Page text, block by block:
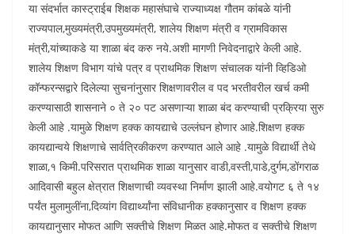
या संदर्भात कास्ट्राईब शिक्षक महासंघाचे राज्याध्यक्ष गौतम कांबळे यांनी
राज्यपाल,मुख्यमंत्री,उपमुख्यमंत्री, शालेय शिक्षण मंत्री व ग्रामविकास
मंत्री,यांच्याकडे या शाळा बंद करु नये.अशी मागणी निवेदनाद्वारे केली आहे.
शालेय शिक्षण विभाग यांचे पत्र व प्राथमिक शिक्षण संचालक यांनी व्हिडिओ
कॉन्फरन्सद्वारे दिलेल्या सुचनांनुसार शिक्षणावरील व पद भरतीवरील खर्च कमी
करण्यासाठी शासनाने ० ते २० पट असणाऱ्या शाळा बंद करण्याची प्रक्रिया सुरु
केली आहे .यामुळे शिक्षण हक्क कायद्याचे उल्लंघन होणार आहे.शिक्षण हक्क
कायद्यान्वये शिक्षणाचे सार्वत्रिकीकरण करण्यात आले आहे .यामुळे विद्यार्थी तेथे
शाळा,१ कि‌मी.परिसरात प्राथमिक शाळा यानुसार वाडी,वस्ती,पाडे,दुर्गम,डोंगराळ
आदिवासी बहुल क्षेत्रात शिक्षणाची व्यवस्था निर्माण झाली आहे.वयोगट ६ ते १४
पर्यंत मुलामुलींना,दिव्यांग विद्यार्थ्यांना संविधानीक हक्कानुसार व शिक्षण हक्क
कायद्यानुसार मोफत आणि सक्तीचे शिक्षण मिळत आहे.मोफत व सक्तीचे शिक्षण